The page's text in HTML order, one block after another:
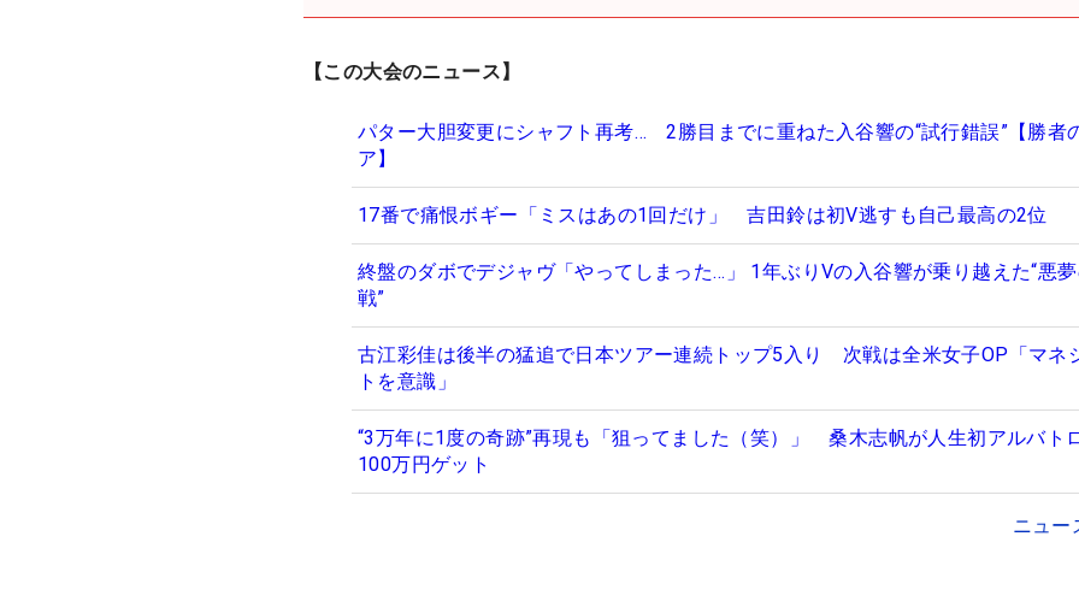
【この大会のニュース】
パター大胆変更にシャフト再考… 2勝目までに重ねた入谷響の“試行錯誤”【勝者
ア】
17番で痛恨ボギー「ミスはあの1回だけ」 吉田鈴は初V逃すも自己最高の2位
終盤のダボでデジャヴ「やってしまった…」 1年ぶりVの入谷響が乗り越えた“悪
戦”
古江彩佳は後半の猛追で日本ツアー連続トップ5入り 次戦は全米女子OP「マネ
トを意識」
“3万年に1度の奇跡”再現も「狙ってました（笑）」 桑木志帆が人生初アルバト
100万円ゲット
ニュー